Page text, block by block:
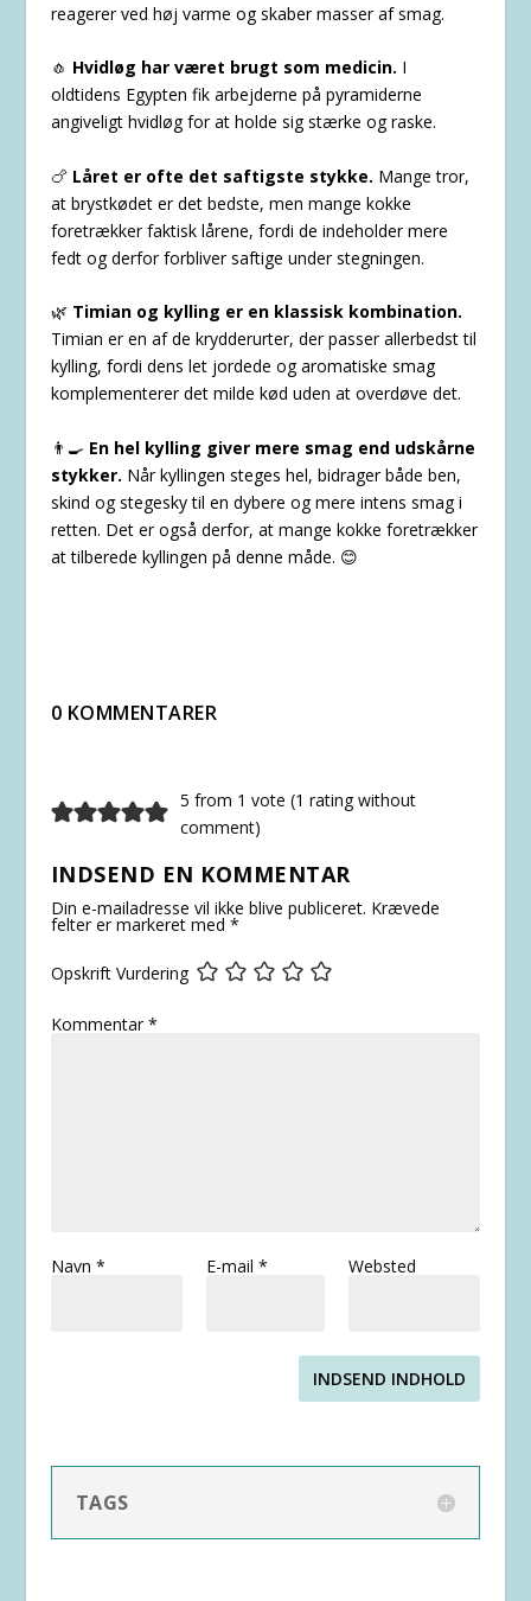
reagerer ved høj varme og skaber masser af smag.
🧄 Hvidløg har været brugt som medicin. I
oldtidens Egypten fik arbejderne på pyramiderne
angiveligt hvidløg for at holde sig stærke og raske.
🍗 Låret er ofte det saftigste stykke. Mange tror,
at brystkødet er det bedste, men mange kokke
foretrækker faktisk lårene, fordi de indeholder mere
fedt og derfor forbliver saftige under stegningen.
🌿 Timian og kylling er en klassisk kombination.
Timian er en af de krydderurter, der passer allerbedst til
kylling, fordi dens let jordede og aromatiske smag
komplementerer det milde kød uden at overdøve det.
👨‍🍳 En hel kylling giver mere smag end udskårne
stykker. Når kyllingen steges hel, bidrager både ben,
skind og stegesky til en dybere og mere intens smag i
retten. Det er også derfor, at mange kokke foretrækker
at tilberede kyllingen på denne måde. 😊
0 KOMMENTARER
5 from 1 vote (1 rating without
comment)
INDSEND EN KOMMENTAR
Din e-mailadresse vil ikke blive publiceret. Krævede
felter er markeret med *
Opskrift Vurdering
Kommentar*
Navn * E-mail * Websted
INDSEND INDHOLD
TAGS